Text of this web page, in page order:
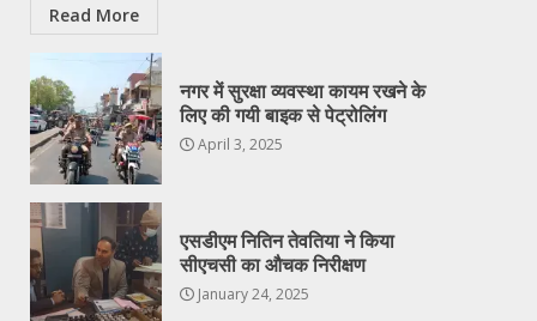
Read More
नगर में सुरक्षा व्यवस्था कायम रखने के
लिए की गयी बाइक से पेट्रोलिंग
April 3, 2025
एसडीएम नितिन तेवतिया ने किया
सीएचसी का औचक निरीक्षण
January 24, 2025